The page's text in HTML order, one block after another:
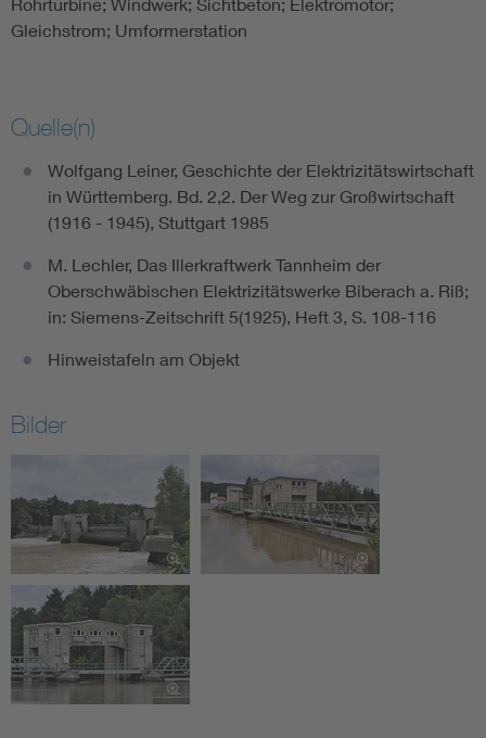
Rohrturbine; Windwerk; Sichtbeton; Elektromotor;
Gleichstrom; Umformerstation
Quelle(n)
Wolfgang Leiner, Geschichte der Elektrizitätswirtschaft
in Württemberg. Bd. 2,2. Der Weg zur Großwirtschaft
(1916 - 1945), Stuttgart 1985
M. Lechler, Das Illerkraftwerk Tannheim der
Oberschwäbischen Elektrizitätswerke Biberach a. Riß;
in: Siemens-Zeitschrift 5(1925), Heft 3, S. 108-116
Hinweistafeln am Objekt
Bilder